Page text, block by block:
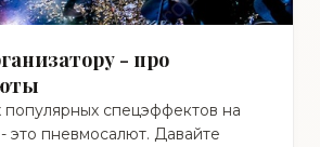
- про
спецэффектов на
это пневмосалют. Давайте